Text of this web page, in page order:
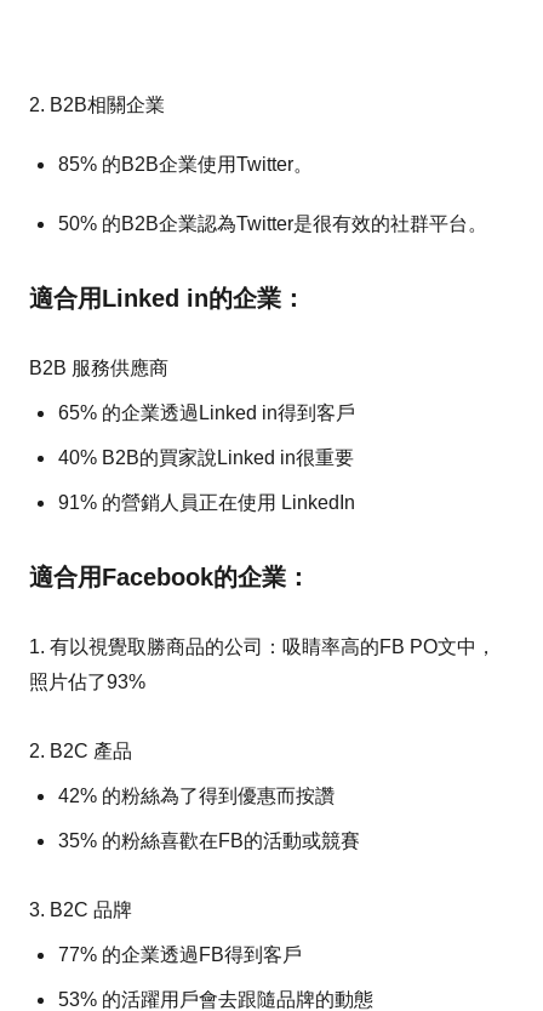
2. B2B相關企業
85% 的B2B企業使用Twitter。
50% 的B2B企業認為Twitter是很有效的社群平台。
適合用Linked in的企業：
B2B 服務供應商
65% 的企業透過Linked in得到客戶
40% B2B的買家說Linked in很重要
91% 的營銷人員正在使用 LinkedIn
適合用Facebook的企業：
1. 有以視覺取勝商品的公司：吸睛率高的FB PO文中，
照片佔了93%
2. B2C 產品
42% 的粉絲為了得到優惠而按讚
35% 的粉絲喜歡在FB的活動或競賽
3. B2C 品牌
77% 的企業透過FB得到客戶
53% 的活躍用戶會去跟隨品牌的動態